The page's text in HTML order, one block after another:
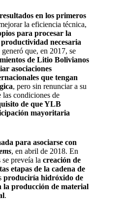
en los primeros
la eficiencia técnica,
para procesar la
necesaria
generó que, en 2017, se
de Litio Bolivianos
asociaciones
que tengan
, pero sin renunciar a su
las condiciones de
de que YLB
mayoritaria
para asociarse con
, en abril de 2018. En
preveía la creación de
etapas de la cadena de
produciría hidróxido de
la producción de material
.